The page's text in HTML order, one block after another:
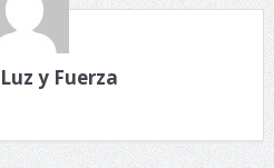
y Fuerza